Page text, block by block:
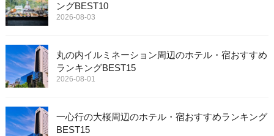
ングBEST10
2026-08-03
丸の内イルミネーション周辺のホテル・宿おすすめ
ランキングBEST15
2026-08-01
一心行の大桜周辺のホテル・宿おすすめランキング
BEST15